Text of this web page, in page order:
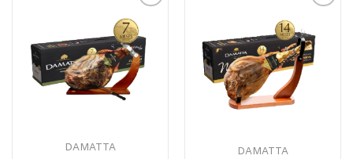
Adicionar
aos
Favoritos
DAMATTA
Adicionar
aos
Favoritos
DAMATTA